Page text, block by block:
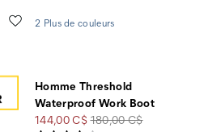
Liste de souhaits
2 Plus de couleurs
Homme Threshold
Waterproof Work Boot
Prix
144,00 C$Prix
180,00 C$